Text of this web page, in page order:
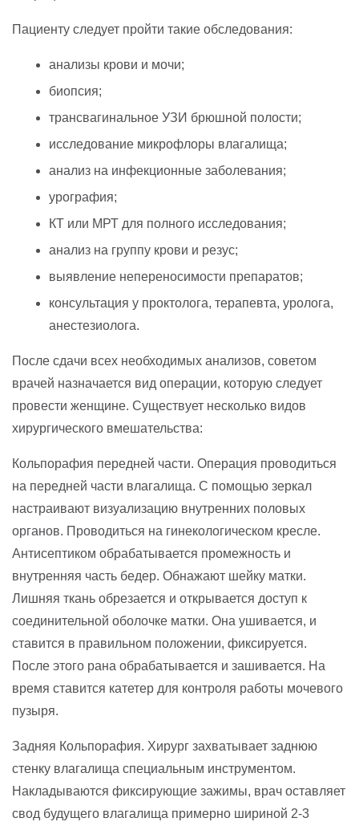
Пациенту следует пройти такие обследования:
анализы крови и мочи;
биопсия;
трансвагинальное УЗИ брюшной полости;
исследование микрофлоры влагалища;
анализ на инфекционные заболевания;
урография;
КТ или МРТ для полного исследования;
анализ на группу крови и резус;
выявление непереносимости препаратов;
консультация у проктолога, терапевта, уролога,
анестезиолога.
После сдачи всех необходимых анализов, советом
врачей назначается вид операции, которую следует
провести женщине. Существует несколько видов
хирургического вмешательства:
Кольпорафия передней части. Операция проводиться
на передней части влагалища. С помощью зеркал
настраивают визуализацию внутренних половых
органов. Проводиться на гинекологическом кресле.
Антисептиком обрабатывается промежность и
внутренняя часть бедер. Обнажают шейку матки.
Лишняя ткань обрезается и открывается доступ к
соединительной оболочке матки. Она ушивается, и
ставится в правильном положении, фиксируется.
После этого рана обрабатывается и зашивается. На
время ставится катетер для контроля работы мочевого
пузыря.
Задняя Кольпорафия. Хирург захватывает заднюю
стенку влагалища специальным инструментом.
Накладываются фиксирующие зажимы, врач оставляет
свод будущего влагалища примерно шириной 2-3